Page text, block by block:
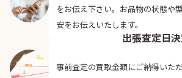
をお伝え下さい。お品物の状態や
安をお伝えいたします。
02
出張査定日
事前査定の買取金額にご納得いた